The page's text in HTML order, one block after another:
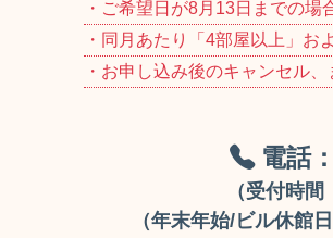
・ご希望日が8月13日までの場
・同月あたり「4部屋以上」お
・お申し込み後のキャンセル
電話
（受付時
（年末年始/ビル休館